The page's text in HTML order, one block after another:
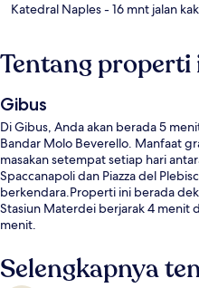
Katedral Naples- 16 mnt jalan
Tentang properti
Gibus
Di Gibus, Anda akan berada 5
Bandar Molo Beverello. Manfaat
masakan setempat setiap hari
Spaccanapoli dan Piazza del
berkendara.Properti ini berada
Stasiun Materdei berjarak 4 menit
menit.
Selengkapnya